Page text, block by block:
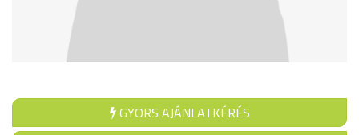
GYORS AJÁNLATKÉRÉS